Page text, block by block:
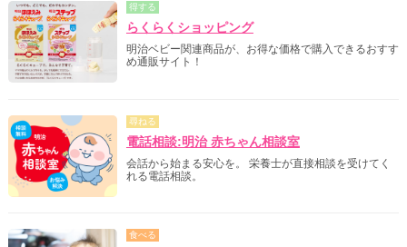
得する
らくらくショッピング
明治ベビー関連商品が、お得な価格で購入できるおすす
め通販サイト！
尋ねる
電話相談:明治 赤ちゃん相談室
会話から始まる安心を。 栄養士が直接相談を受けてく
れる電話相談。
食べる